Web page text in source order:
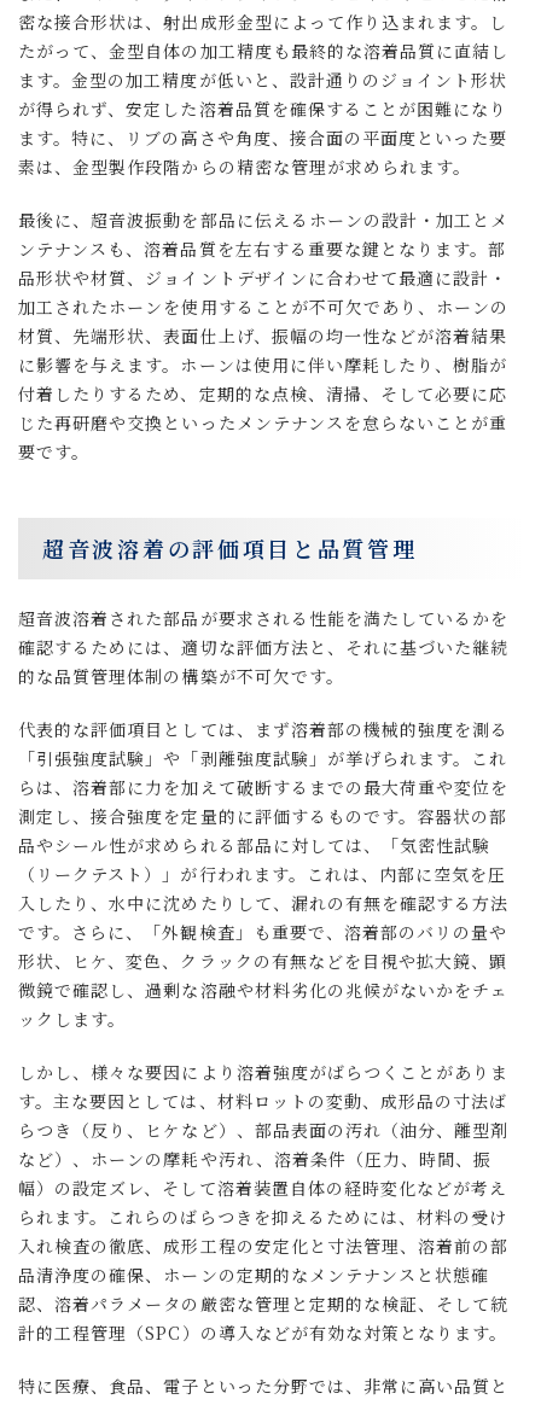
密な接合形状は、射出成形金型によって作り込まれます。し
たがって、金型自体の加工精度も最終的な溶着品質に直結し
ます。金型の加工精度が低いと、設計通りのジョイント形状
が得られず、安定した溶着品質を確保することが困難になり
ます。特に、リブの高さや角度、接合面の平面度といった要
素は、金型製作段階からの精密な管理が求められます。
最後に、超音波振動を部品に伝えるホーンの設計・加工とメ
ンテナンスも、溶着品質を左右する重要な鍵となります。部
品形状や材質、ジョイントデザインに合わせて最適に設計・
加工されたホーンを使用することが不可欠であり、ホーンの
材質、先端形状、表面仕上げ、振幅の均一性などが溶着結果
に影響を与えます。ホーンは使用に伴い摩耗したり、樹脂が
付着したりするため、定期的な点検、清掃、そして必要に応
じた再研磨や交換といったメンテナンスを怠らないことが重
要です。
超音波溶着の評価項目と品質管理
超音波溶着された部品が要求される性能を満たしているかを
確認するためには、適切な評価方法と、それに基づいた継続
的な品質管理体制の構築が不可欠です。
代表的な評価項目としては、まず溶着部の機械的強度を測る
「引張強度試験」や「剥離強度試験」が挙げられます。これ
らは、溶着部に力を加えて破断するまでの最大荷重や変位を
測定し、接合強度を定量的に評価するものです。容器状の部
品やシール性が求められる部品に対しては、「気密性試験
（リークテスト）」が行われます。これは、内部に空気を圧
入したり、水中に沈めたりして、漏れの有無を確認する方法
です。さらに、「外観検査」も重要で、溶着部のバリの量や
形状、ヒケ、変色、クラックの有無などを目視や拡大鏡、顕
微鏡で確認し、過剰な溶融や材料劣化の兆候がないかをチェ
ックします。
しかし、様々な要因により溶着強度がばらつくことがありま
す。主な要因としては、材料ロットの変動、成形品の寸法ば
らつき（反り、ヒケなど）、部品表面の汚れ（油分、離型剤
など）、ホーンの摩耗や汚れ、溶着条件（圧力、時間、振
幅）の設定ズレ、そして溶着装置自体の経時変化などが考え
られます。これらのばらつきを抑えるためには、材料の受け
入れ検査の徹底、成形工程の安定化と寸法管理、溶着前の部
品清浄度の確保、ホーンの定期的なメンテナンスと状態確
認、溶着パラメータの厳密な管理と定期的な検証、そして統
計的工程管理（SPC）の導入などが有効な対策となります。
特に医療、食品、電子といった分野では、非常に高い品質と